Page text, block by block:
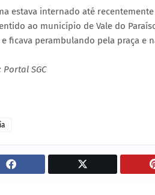
estava internado até
ao município de Vale do
ficava perambulando pela praça e
Portal SGC